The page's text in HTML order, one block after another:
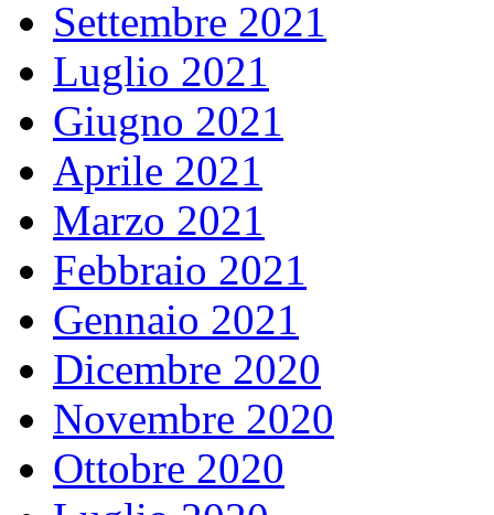
Settembre 2021
Luglio 2021
Giugno 2021
Aprile 2021
Marzo 2021
Febbraio 2021
Gennaio 2021
Dicembre 2020
Novembre 2020
Ottobre 2020